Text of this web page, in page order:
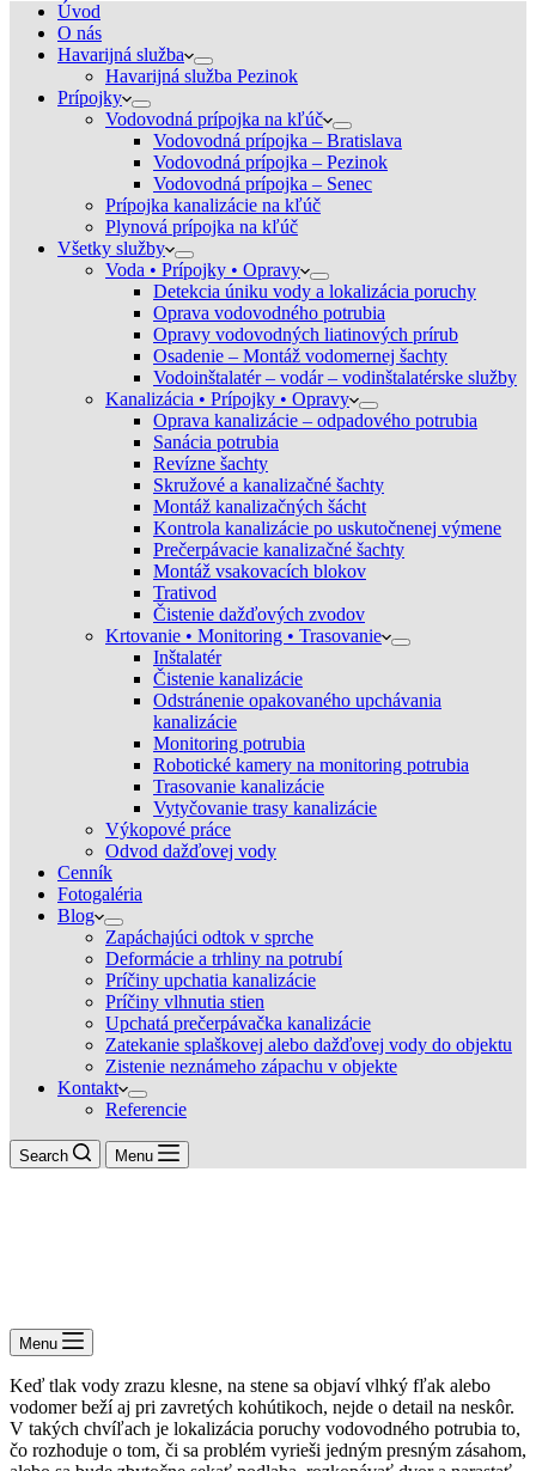
Úvod
O nás
Havarijná služba
Havarijná služba Pezinok
Prípojky
Vodovodná prípojka na kľúč
Vodovodná prípojka – Bratislava
Vodovodná prípojka – Pezinok
Vodovodná prípojka – Senec
Prípojka kanalizácie na kľúč
Plynová prípojka na kľúč
Všetky služby
Voda • Prípojky • Opravy
Detekcia úniku vody a lokalizácia poruchy
Oprava vodovodného potrubia
Opravy vodovodných liatinových prírub
Osadenie – Montáž vodomernej šachty
Vodoinštalatér – vodár – vodinštalatérske služby
Kanalizácia • Prípojky • Opravy
Oprava kanalizácie – odpadového potrubia
Sanácia potrubia
Revízne šachty
Skružové a kanalizačné šachty
Montáž kanalizačných šácht
Kontrola kanalizácie po uskutočnenej výmene
Prečerpávacie kanalizačné šachty
Montáž vsakovacích blokov
Trativod
Čistenie dažďových zvodov
Krtovanie • Monitoring • Trasovanie
Inštalatér
Čistenie kanalizácie
Odstránenie opakovaného upchávania
kanalizácie
Monitoring potrubia
Robotické kamery na monitoring potrubia
Trasovanie kanalizácie
Vytyčovanie trasy kanalizácie
Výkopové práce
Odvod dažďovej vody
Cenník
Fotogaléria
Blog
Zapáchajúci odtok v sprche
Deformácie a trhliny na potrubí
Príčiny upchatia kanalizácie
Príčiny vlhnutia stien
Upchatá prečerpávačka kanalizácie
Zatekanie splaškovej alebo dažďovej vody do objektu
Zistenie neznámeho zápachu v objekte
Kontakt
Referencie
Search Menu
Menu
Keď tlak vody zrazu klesne, na stene sa objaví vlhký fľak alebo
vodomer beží aj pri zavretých kohútikoch, nejde o detail na neskôr.
V takých chvíľach je lokalizácia poruchy vodovodného potrubia to,
čo rozhoduje o tom, či sa problém vyrieši jedným presným zásahom,